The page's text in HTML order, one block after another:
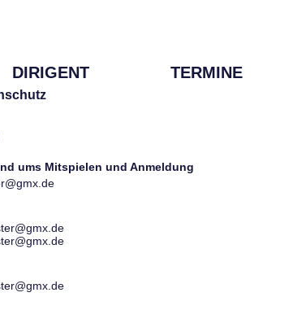
DIRIGENT TERMINE
ums Mitspielen und Anmeldung